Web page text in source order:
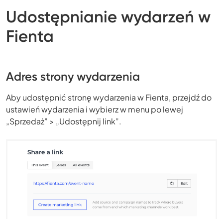
Udostępnianie wydarzeń w
Fienta
Adres strony wydarzenia
Aby udostępnić stronę wydarzenia w Fienta, przejdź do
ustawień wydarzenia i wybierz w menu po lewej
„Sprzedaż” > „Udostępnij link”.